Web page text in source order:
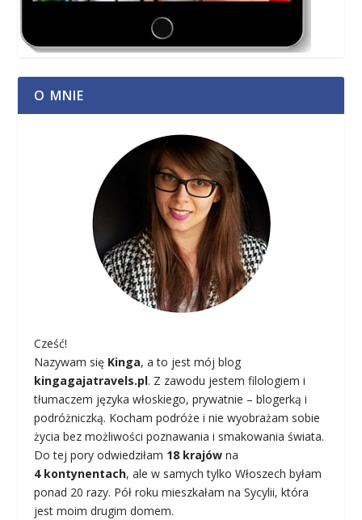
O MNIE
Cześć!
Nazywam się Kinga, a to jest mój blog
kingagajatravels.pl. Z zawodu jestem filologiem i
tłumaczem języka włoskiego, prywatnie – blogerką i
podróżniczką. Kocham podróże i nie wyobrażam sobie
życia bez możliwości poznawania i smakowania świata.
Do tej pory odwiedziłam 18 krajów na
4 kontynentach, ale w samych tylko Włoszech byłam
ponad 20 razy. Pół roku mieszkałam na Sycylii, która
jest moim drugim domem.